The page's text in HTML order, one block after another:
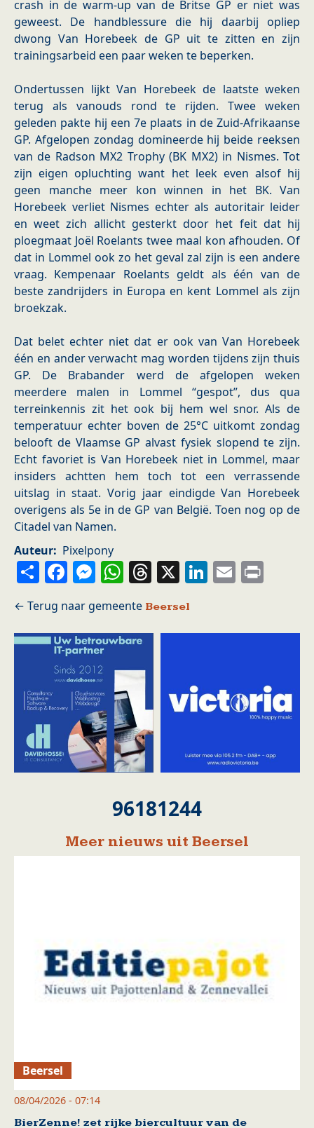
crash in de warm-up van de Britse GP er niet was
geweest. De handblessure die hij daarbij opliep
dwong Van Horebeek de GP uit te zitten en zijn
trainingsarbeid een paar weken te beperken.
Ondertussen lijkt Van Horebeek de laatste weken
terug als vanouds rond te rijden. Twee weken
geleden pakte hij een 7e plaats in de Zuid-Afrikaanse
GP. Afgelopen zondag domineerde hij beide reeksen
van de Radson MX2 Trophy (BK MX2) in Nismes. Tot
zijn eigen opluchting want het leek even alsof hij
geen manche meer kon winnen in het BK. Van
Horebeek verliet Nismes echter als autoritair leider
en weet zich allicht gesterkt door het feit dat hij
ploegmaat Joël Roelants twee maal kon afhouden. Of
dat in Lommel ook zo het geval zal zijn is een andere
vraag. Kempenaar Roelants geldt als één van de
beste zandrijders in Europa en kent Lommel als zijn
broekzak.
Dat belet echter niet dat er ook van Van Horebeek
één en ander verwacht mag worden tijdens zijn thuis
GP. De Brabander werd de afgelopen weken
meerdere malen in Lommel “gespot”, dus qua
terreinkennis zit het ook bij hem wel snor. Als de
temperatuur echter boven de 25°C uitkomt zondag
belooft de Vlaamse GP alvast fysiek slopend te zijn.
Echt favoriet is Van Horebeek niet in Lommel, maar
insiders achtten hem toch tot een verrassende
uitslag in staat. Vorig jaar eindigde Van Horebeek
overigens als 5e in de GP van België. Toen nog op de
Citadel van Namen.
Auteur
Pixelpony
ShareFacebook
Messenger
WhatsApp
Threads
X LinkedIn
Email
Beersel
96181244
Meer nieuws uit Beersel
Beersel
08/04/2026 - 07:14
BierZenne! zet rijke biercultuur van de